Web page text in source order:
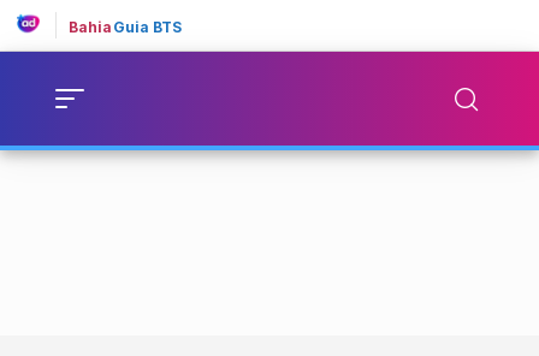
Bahia Guia BTS